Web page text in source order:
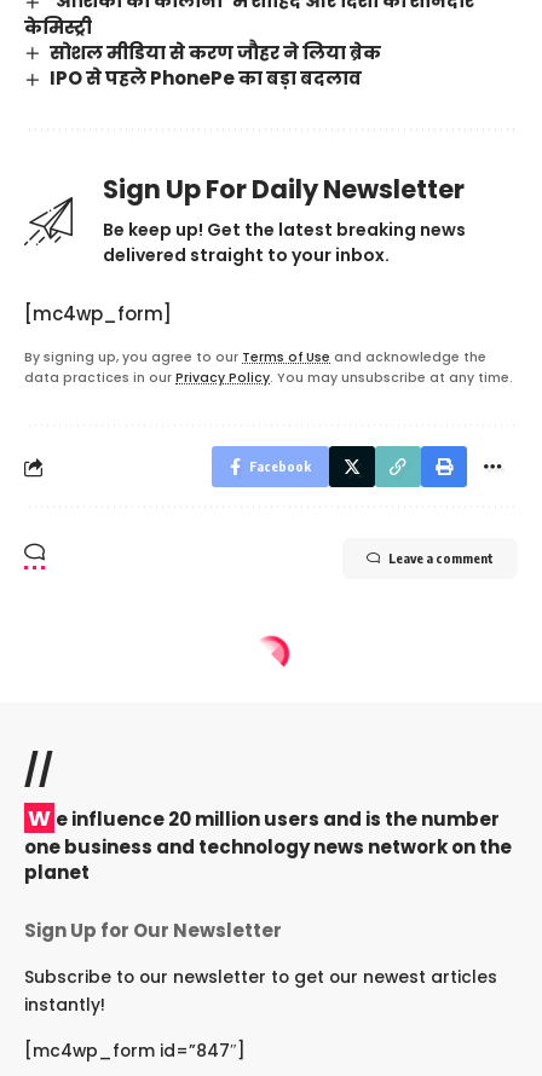
केमिस्ट्री
सोशल मीडिया से करण जौहर ने लिया ब्रेक
IPO से पहले PhonePe का बड़ा बदलाव
Sign Up For Daily Newsletter
Be keep up! Get the latest breaking news
delivered straight to your inbox.
[mc4wp_form]
By signing up, you agree to our Terms of Use and acknowledge the
data practices in our Privacy Policy. You may unsubscribe at any time.
Facebook
Leave a comment
//
W e influence 20 million users and is the number
one business and technology news network on the
planet
Sign Up for Our Newsletter
Subscribe to our newsletter to get our newest articles
instantly!
[mc4wp_form id=”847″]